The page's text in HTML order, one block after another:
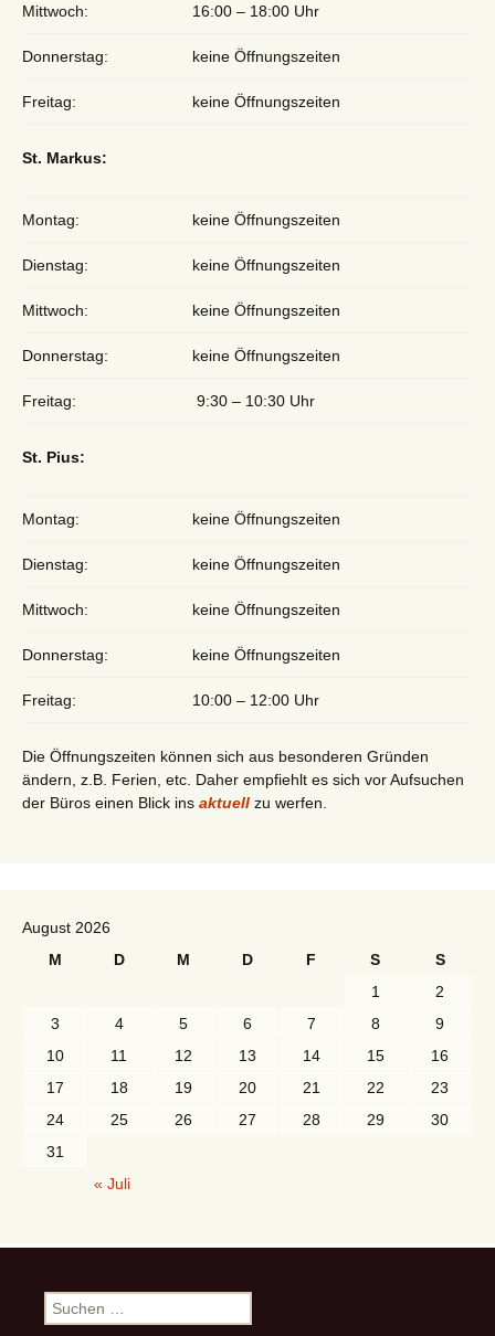
Mittwoch: 16:00 – 18:00 Uhr
Donnerstag: keine Öffnungszeiten
Freitag: keine Öffnungszeiten
St. Markus:
Montag: keine Öffnungszeiten
Dienstag: keine Öffnungszeiten
Mittwoch: keine Öffnungszeiten
Donnerstag: keine Öffnungszeiten
Freitag: 9:30 – 10:30 Uhr
St. Pius:
Montag: keine Öffnungszeiten
Dienstag: keine Öffnungszeiten
Mittwoch: keine Öffnungszeiten
Donnerstag: keine Öffnungszeiten
Freitag: 10:00 – 12:00 Uhr
Die Öffnungszeiten können sich aus besonderen Gründen
ändern, z.B. Ferien, etc. Daher empfiehlt es sich vor Aufsuchen
der Büros einen Blick ins aktuell zu werfen.
August 2026
M
D M D F S
S
1
2
3
4 5 6 7 8
9
10
11 12 13 14 15
16
17
18 19 20 21 22
23
24
25 26 27 28 29
30
31
« Juli
S
u